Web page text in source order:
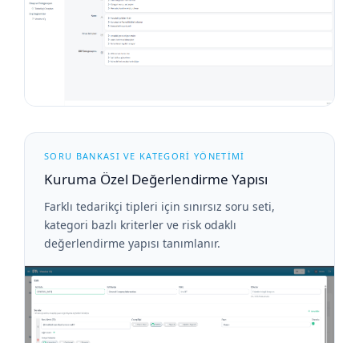
SORU BANKASI VE KATEGORİ YÖNETİMİ
Kuruma Özel Değerlendirme Yapısı
Farklı tedarikçi tipleri için sınırsız soru seti,
kategori bazlı kriterler ve risk odaklı
değerlendirme yapısı tanımlanır.